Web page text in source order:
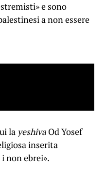
e sono
a non essere
la yeshiva Od Yosef
inserita
non ebrei».